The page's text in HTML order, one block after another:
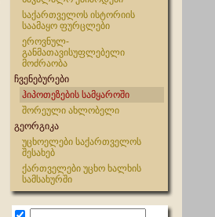
საქართველოს ისტორიის
საამაყო ფურცლები
ეროვნულ-
განმათავისუფლებელი
მოძრაობა
ჩვენებურები
ჰიპოთეზების სამყაროში
შორეული ახლობელი
გეორგიკა
უცხოელები საქართველოს
შესახებ
ქართველები უცხო ხალხის
სამსახურში